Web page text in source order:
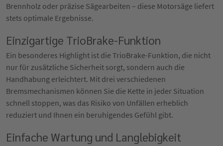
Brennholz oder präzise Sägearbeiten – diese Motorsäge liefert
stets optimale Ergebnisse.
Einzigartige TrioBrake-Funktion
Ein besonderes Highlight ist die TrioBrake-Funktion, die nicht
nur für zusätzliche Sicherheit sorgt, sondern auch die
Handhabung erleichtert. Mit drei verschiedenen
Bremsmechanismen können Sie die Kette in jeder Situation
schnell stoppen, was das Risiko von Unfällen erheblich
reduziert und Ihnen ein beruhigendes Gefühl gibt.
Einfache Wartung und Langlebigkeit